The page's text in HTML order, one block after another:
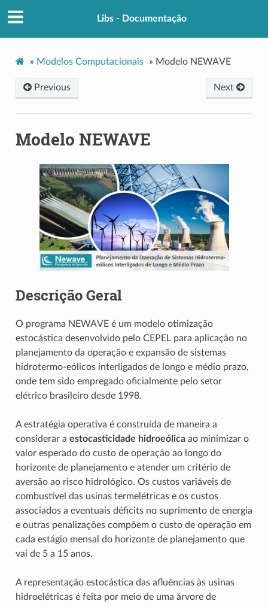
Libs - Documentação
» Modelos Computacionais » Modelo NEWAVE
Next
Previous
Modelo NEWAVE
Descrição Geral
O programa NEWAVE é um modelo otimização
estocástica desenvolvido pelo CEPEL para aplicação no
planejamento da operação e expansão de sistemas
hidrotermo-eólicos interligados de longo e médio prazo,
onde tem sido empregado oficialmente pelo setor
elétrico brasileiro desde 1998.
A estratégia operativa é construída de maneira a
considerar a estocasticidade hidroeólicaao minimizar o
valor esperado do custo de operação ao longo do
horizonte de planejamento e atender um critério de
aversão ao risco hidrológico. Os custos variáveis de
combustível das usinas termelétricas e os custos
associados a eventuais déficits no suprimento de energia
e outras penalizações compõem o custo de operação em
cada estágio mensal do horizonte de planejamento que
vai de 5 a 15 anos.
A representação estocástica das afluências às usinas
hidroelétricas é feita por meio de uma árvore de